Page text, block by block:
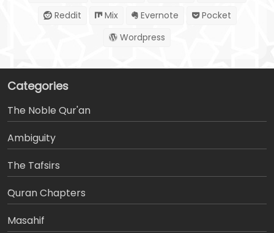
Reddit
Mix Evernote
Pocket
Wordpress
Categories
The Noble Qur'an
Ambiguity
The Tafsirs
َQuran Chapters
Masahif